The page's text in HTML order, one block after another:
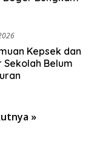
Kepsek dan
Sekolah Belum
»